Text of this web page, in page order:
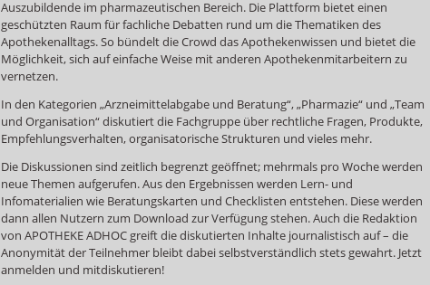
Auszubildende im pharmazeutischen Bereich. Die Plattform bietet einen
geschützten Raum für fachliche Debatten rund um die Thematiken des
Apothekenalltags. So bündelt die Crowd das Apothekenwissen und bietet die
Möglichkeit, sich auf einfache Weise mit anderen Apothekenmitarbeitern zu
vernetzen.
In den Kategorien „Arzneimittelabgabe und Beratung“, „Pharmazie“ und „Team
und Organisation“ diskutiert die Fachgruppe über rechtliche Fragen, Produkte,
Empfehlungsverhalten, organisatorische Strukturen und vieles mehr.
Die Diskussionen sind zeitlich begrenzt geöffnet; mehrmals pro Woche werden
neue Themen aufgerufen. Aus den Ergebnissen werden Lern- und
Infomaterialien wie Beratungskarten und Checklisten entstehen. Diese werden
dann allen Nutzern zum Download zur Verfügung stehen. Auch die Redaktion
von APOTHEKE ADHOC greift die diskutierten Inhalte journalistisch auf – die
Anonymität der Teilnehmer bleibt dabei selbstverständlich stets gewahrt. Jetzt
anmelden und mitdiskutieren!